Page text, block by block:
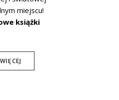
miejscu!
książki